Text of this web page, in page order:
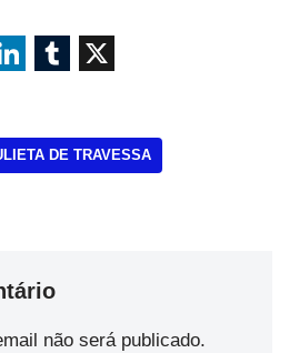
DE TRAVESSA
não será publicado.